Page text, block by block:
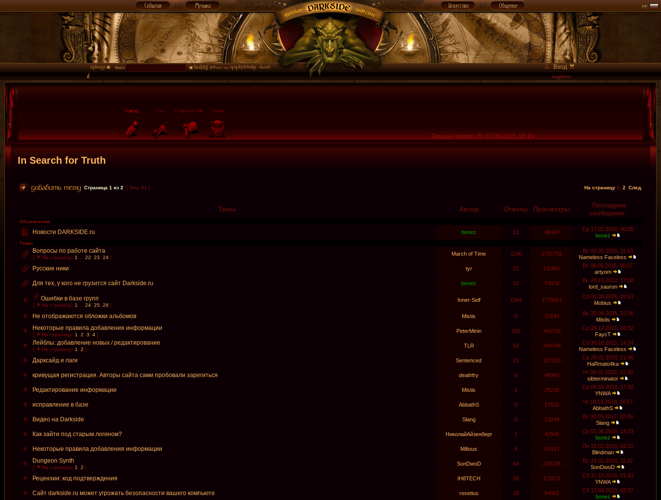
Вход
Текущее время: Пт 07.08.2026, 06:19
In Search for Truth
Страница 1 из 2 [ Тем: 61 ] На страницу 1 2 След.
Темы Автор Ответы Просмотры
Последнее
сообщение
Объявления
Новости DARKSIDE.ru bonez 13 98424
Ср 17.02.2016, 00:05
bonez
Темы
Вопросы по работе сайта
[ На страницу: 1 22 23 24 ]
March of Time 1190 2781716
Вс 03.05.2026, 11:43
Nameless Faceless
Русские ники tyr 22 120907
Вт 08.09.2015, 00:07
artyom
Для тех, у кого не грузится сайт Darkside.ru bonez 10 74978
Вс 28.10.2012, 17:08
lord_sauron
Ошибки в базе групп
[ На страницу: 1 24 25 26 ]
Inner-Self 1264 1775057
Сб 01.08.2026, 19:53
Mobius
Не отображаются обложки альбомов Mistis 0 27694
Вс 20.04.2025, 22:56
Mistis
Некоторые правила добавления информации
[ На страницу: 1 2 3 4 ]
PeterMinin 190 442716
Ср 29.12.2021, 02:52
FaycT
Лейблы: добавление новых / редактирование
[ На страницу: 1 2 ]
TLR 52 244048
Сб 30.10.2021, 14:24
Nameless Faceless
Дарксайд и лаги Sentenced 25 107326
Ср 29.01.2020, 21:46
HaRmato4ka
кривущая регистрация. Авторы сайта сами пробовали зарегиться deathfry 6 48960
Чт 09.01.2020, 21:30
sibterminator
Редактирование информации Mistis 1 29216
Ср 08.05.2019, 17:32
YNWA
исправление в базе AbbathS 0 17632
Чт 18.01.2018, 18:57
AbbathS
Видео на Darkside Slang 0 23049
Вт 30.05.2017, 20:49
Slang
Как зайти под старым логином? НиколайАйзенберг 1 42945
Ср 01.06.2016, 14:33
bonez
Некоторые правила добавления информации Mifious 4 53413
Пн 15.02.2016, 02:22
Blindman
Dungeon Synth
[ На страницу: 1 2 ]
SonDwoD 64 238136
Вс 24.01.2016, 11:37
SonDwoD
Рецензии: код подтверждения IH8TECH 39 172572
Сб 31.10.2015, 01:43
YNWA
Сайт darkside.ru может угрожать безопасности вашего компьюте resetius 18 94001
Сб 12.09.2015, 02:37
bonez